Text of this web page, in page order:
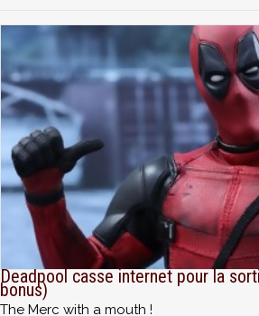
Deadpool casse internet pour la
bonus)
The Merc with a mouth !